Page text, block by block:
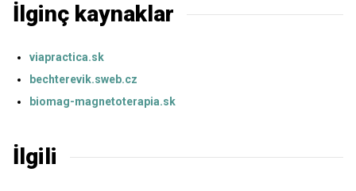
İlginç kaynaklar
viapractica.sk
bechterevik.sweb.cz
biomag-magnetoterapia.sk
İlgili